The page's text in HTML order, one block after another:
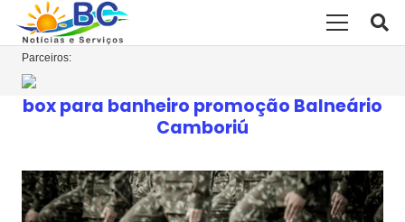
Parceiros:
box para banheiro promoção Balneário
Camboriú